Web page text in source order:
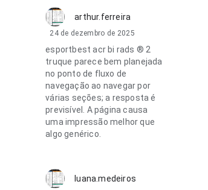
arthur.ferreira
24 de dezembro de 2025
esportbest acr bi rads ® 2
truque parece bem planejada
no ponto de fluxo de
navegação ao navegar por
várias seções; a resposta é
previsível. A página causa
uma impressão melhor que
algo genérico.
luana.medeiros